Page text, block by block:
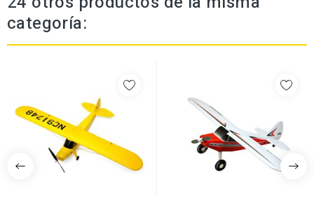
categoría: